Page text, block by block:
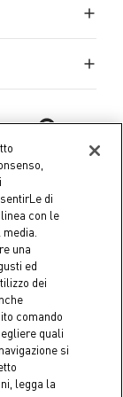
share capital
Legal
di
con le
una
ed
dei
comando
quali
si
legga la